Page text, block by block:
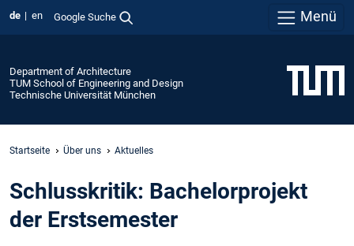
de en Google Suche Menü
Department of Architecture
TUM School of Engineering and Design
Technische Universität München
Startseite Über uns Aktuelles
Schlusskritik: Bachelorprojekt
der Erstsemester